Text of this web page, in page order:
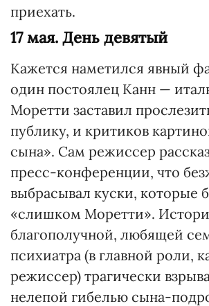
приехать.
17 мая. День девятый
Кажется наметился явный
один постоялец Канн —
Моретти заставил
публику, и критиков
сына». Сам режиссер
пресс-конференции, что
выбрасывал куски, которые
«слишком Моретти».
благополучной, любящей
психиатра (в главной роли,
режиссер) трагически
нелепой гибелью сына-